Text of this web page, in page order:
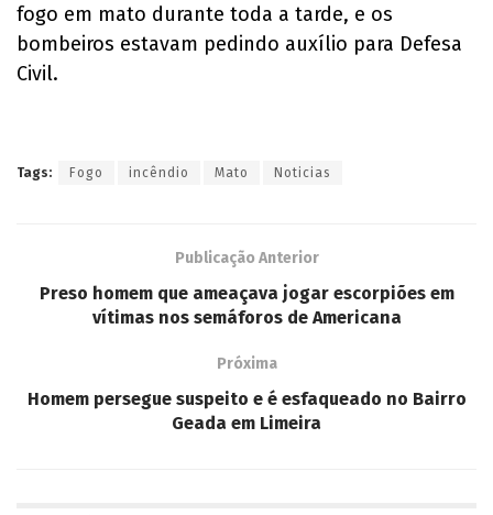
fogo em mato durante toda a tarde, e os
bombeiros estavam pedindo auxílio para Defesa
Civil.
Tags: Fogo incêndio Mato Noticias
Publicação Anterior
Preso homem que ameaçava jogar escorpiões em
vítimas nos semáforos de Americana
Próxima
Homem persegue suspeito e é esfaqueado no Bairro
Geada em Limeira